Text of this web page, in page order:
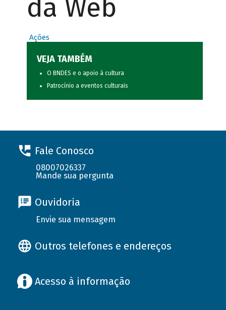
da Web
Ações
VEJA TAMBÉM
O BNDES e o apoio à cultura
Patrocínio a eventos culturais
Fale Conosco
08007026337
Mande sua pergunta
Ouvidoria
Envie sua mensagem
Outros telefones e endereços
Acesso à informação